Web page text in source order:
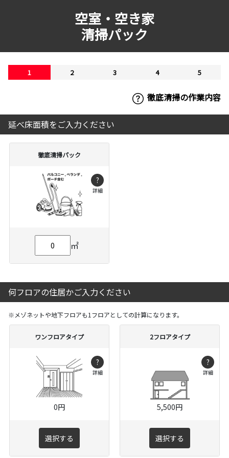
空室・空き家
清掃パック
1 2 3 4 5
徹底清掃の作業内容
延べ床面積をご入力ください
徹底清掃パック
?
詳細
㎡
何フロアの住居かご入力ください
※メゾネットや地下フロアも1フロアとしての計算になります。
ワンフロアタイプ
?
詳細
0円
選択する
2フロアタイプ
?
詳細
5,500円
選択する